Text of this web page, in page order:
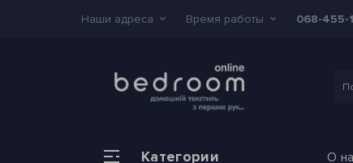
Наши адреса Время работы 068-455-
Категории О